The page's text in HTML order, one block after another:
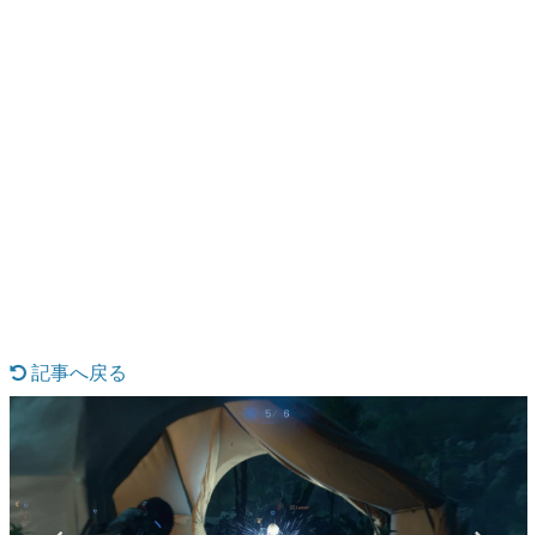
具体的な形から解き明かしていく、硬派で骨太な評論連載
です。
ゲームが変えた日本語
「経験値」「裏技」「ラスボス」… ゲームにまつわる言葉
の起源や用法の変遷を、コンピューター文化史研究家・タ
イニーP氏が徹底調査。
記事へ戻る